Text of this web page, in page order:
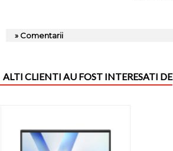
» Comentarii
ALTI CLIENTI AU FOST INTERESATI DE